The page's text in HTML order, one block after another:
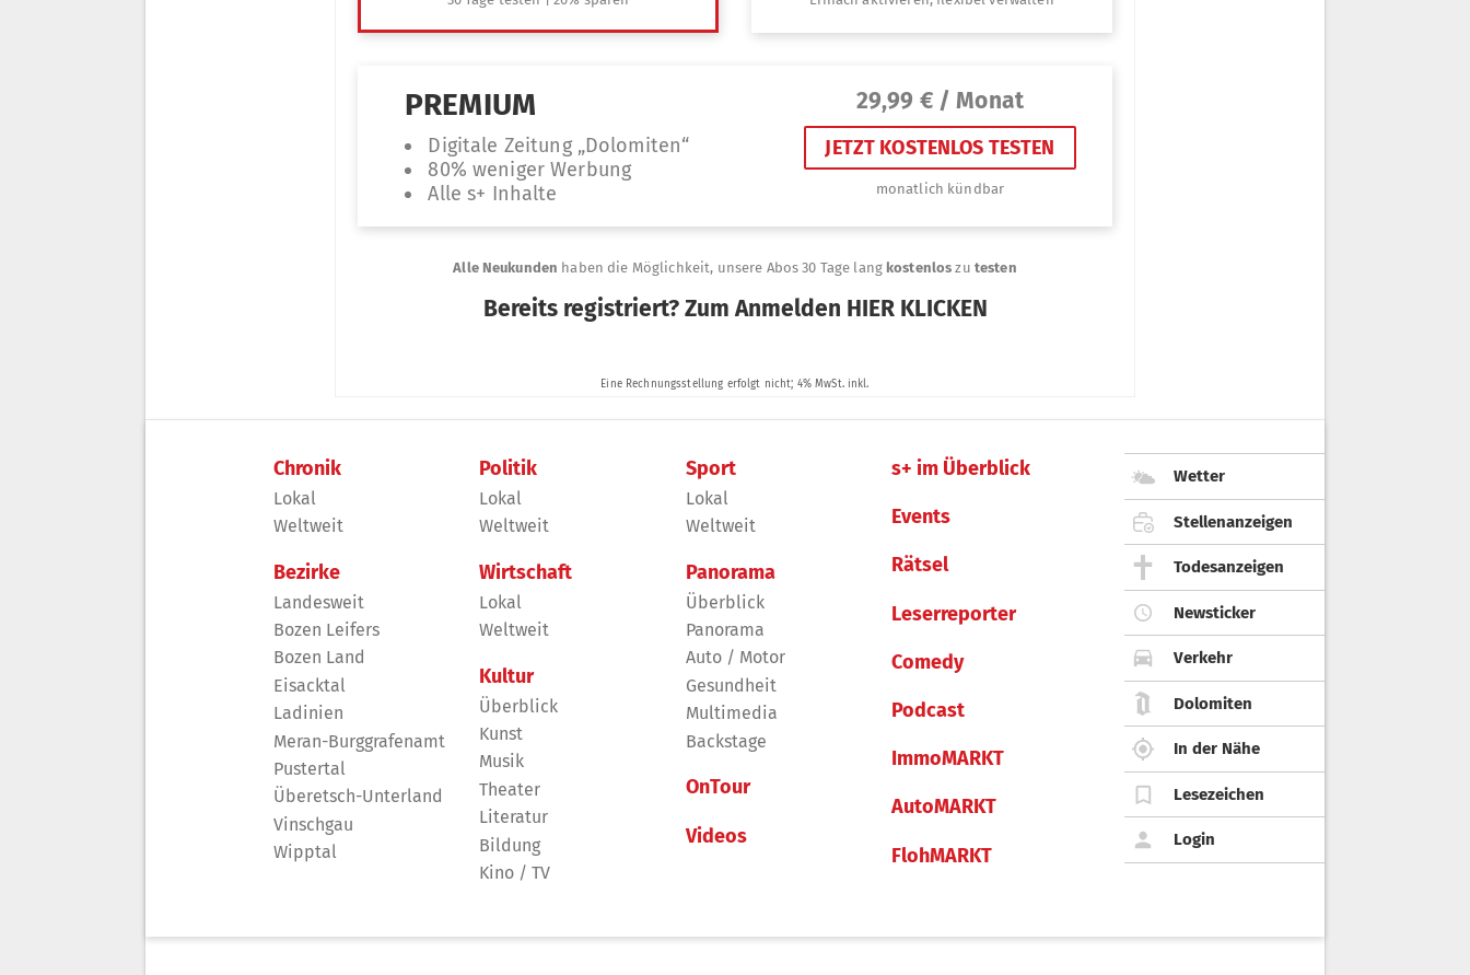
Chronik
Lokal
Weltweit
Bezirke
Landesweit
Bozen Leifers
Bozen Land
Eisacktal
Ladinien
Meran-Burggrafenamt
Pustertal
Überetsch-Unterland
Vinschgau
Wipptal
Politik
Lokal
Weltweit
Wirtschaft
Lokal
Weltweit
Kultur
Überblick
Kunst
Musik
Theater
Literatur
Bildung
Kino / TV
Sport
Lokal
Weltweit
Panorama
Überblick
Panorama
Auto / Motor
Gesundheit
Multimedia
Backstage
OnTour
Videos
s+ im Überblick
Events
Rätsel
Leserreporter
Comedy
Podcast
ImmoMARKT
AutoMARKT
FlohMARKT
Wetter
Stellenanzeigen
Todesanzeigen
Newsticker
Verkehr
Dolomiten
In der Nähe
Lesezeichen
Login